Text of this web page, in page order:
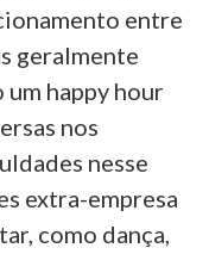
entre
geralmente
um happy hour
nos
nesse
extra-empresa
como dança,